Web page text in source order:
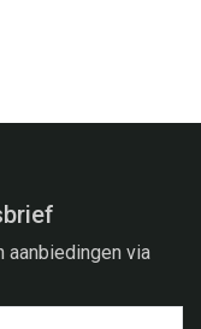
aanbiedingen via